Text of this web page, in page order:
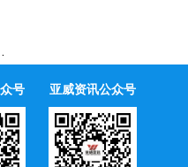
号 亚威资讯公众号